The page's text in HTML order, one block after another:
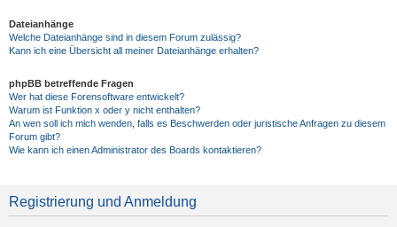
Dateianhänge
Welche Dateianhänge sind in diesem Forum zulässig?
Kann ich eine Übersicht all meiner Dateianhänge erhalten?
phpBB betreffende Fragen
Wer hat diese Forensoftware entwickelt?
Warum ist Funktion x oder y nicht enthalten?
An wen soll ich mich wenden, falls es Beschwerden oder juristische Anfragen zu diesem
Forum gibt?
Wie kann ich einen Administrator des Boards kontaktieren?
Registrierung und Anmeldung